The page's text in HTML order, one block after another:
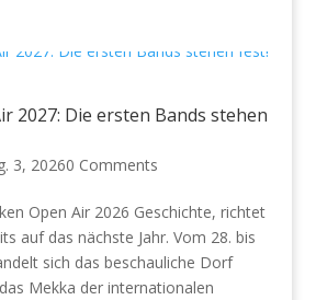
2027: Die ersten Bands stehen
3, 20260 Comments
Open Air 2026 Geschichte, richtet
auf das nächste Jahr. Vom 28. bis
sich das beschauliche Dorf
Mekka der internationalen